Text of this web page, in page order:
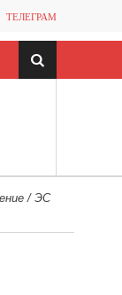
ТЕЛЕГРАМ
/ ЭС